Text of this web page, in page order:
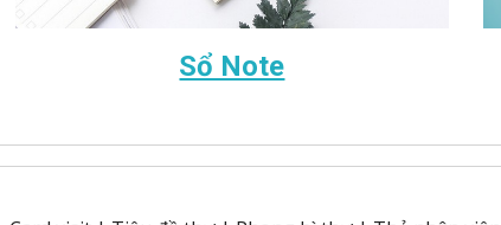
Sổ Note